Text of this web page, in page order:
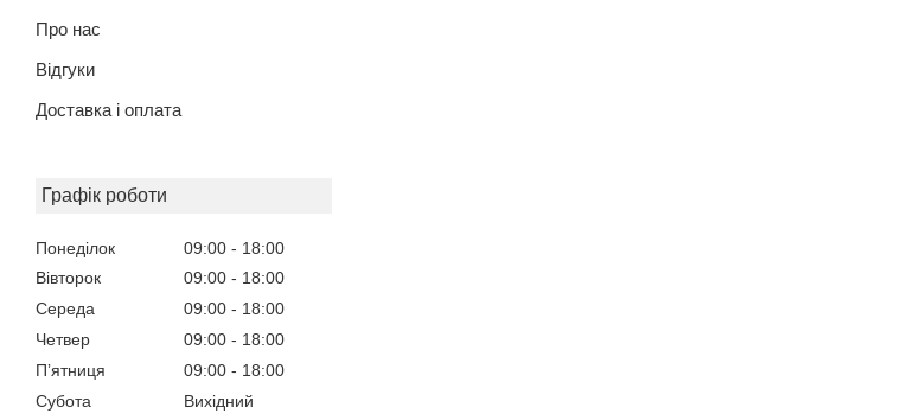
Про нас
Відгуки
Доставка і оплата
Графік роботи
Понеділок 09:00
18:00
Вівторок
09:00
18:00
Середа
09:00
18:00
Четвер
09:00
18:00
Пʼятниця
09:00
18:00
Субота
Вихідний